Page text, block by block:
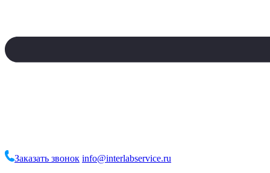
Заказать звонок info@interlabservice.ru